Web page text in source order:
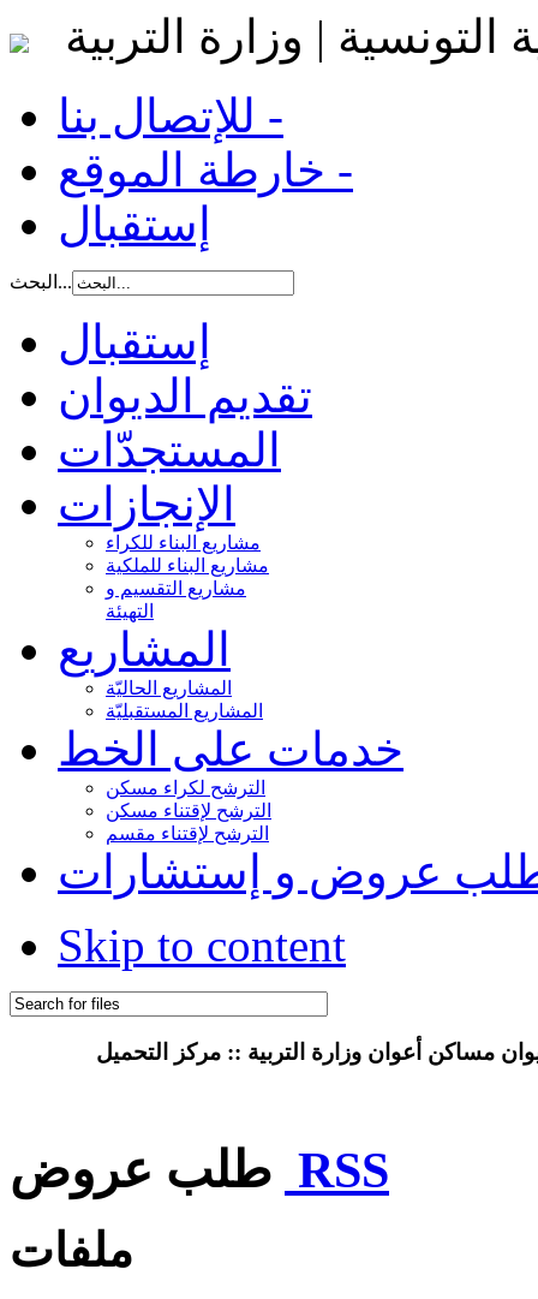
التونسية | وزارة التربية
للإتصال بنا -
خارطة الموقع -
إستقبال
البحث...
إستقبال
تقديم الديوان
المستجدّات
الإنجازات
مشاريع البناء للكراء
مشاريع البناء للملكية
مشاريع التقسيم و
التهيئة
المشاريع
المشاريع الحاليّة
المشاريع المستقبليّة
خدمات على الخط
الترشح لكراء مسكن
الترشح لإقتناء مسكن
الترشح لإقتناء مقسم
عروض و إستشارات
Skip to content
RSS
ملفات